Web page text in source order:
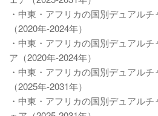
・中東・アフリカの国別デュアル
（2020年-2024年）
・中東・アフリカの国別デュアル
ア（2020年-2024年）
・中東・アフリカの国別デュアル
（2025年-2031年）
・中東・アフリカの国別デュアル